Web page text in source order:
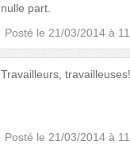
nulle part.
Posté le 21/03/2014 à
Travailleurs,
Posté le 21/03/2014 à